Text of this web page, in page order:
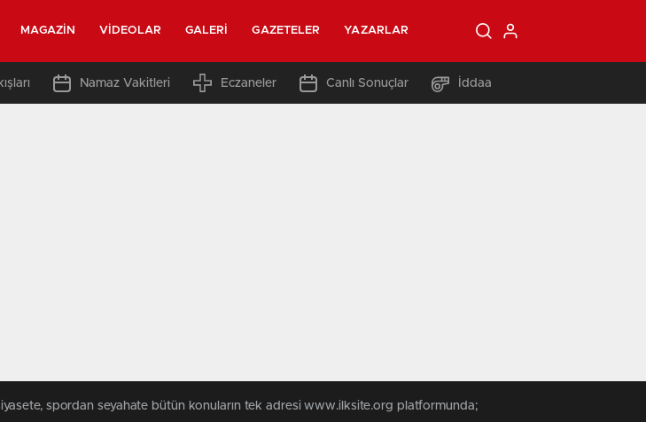
MAGAZIN VIDEOLAR GALERI GAZETELER YAZARLAR
Namaz Vakitleri Eczaneler Canlı Sonuçlar İddaa
spordan seyahate bütün konuların tek adresi www.ilksite.org platformunda;